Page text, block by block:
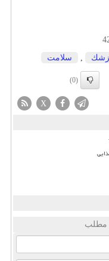
سلامت
(0)
X
مطلب